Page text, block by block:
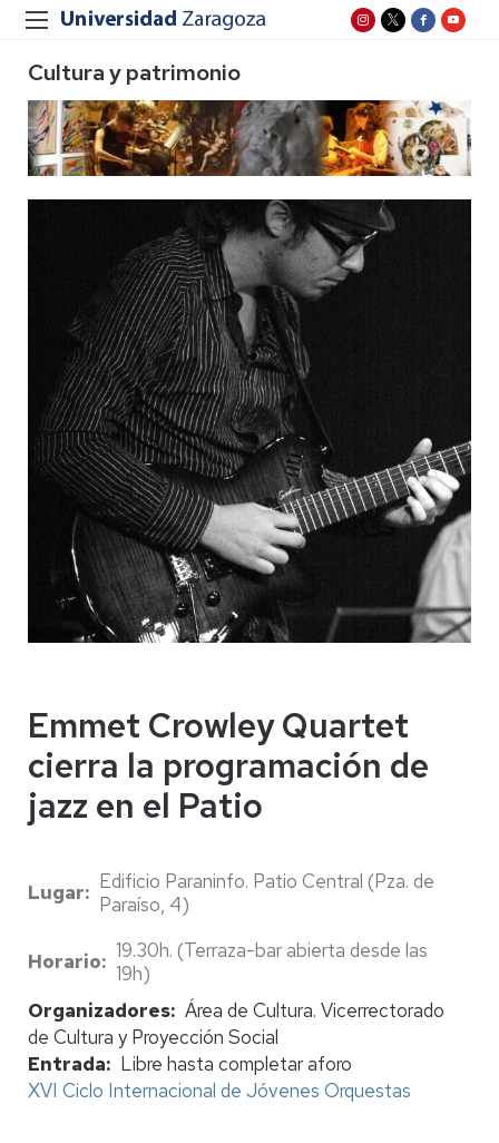
Cultura y patrimonio
Emmet Crowley Quartet
cierra la programación de
jazz en el Patio
Lugar
Edificio Paraninfo. Patio Central (Pza. de
Paraíso, 4)
Horario
19.30h. (Terraza-bar abierta desde las
19h)
Organizadores Área de Cultura. Vicerrectorado
de Cultura y Proyección Social
Entrada
Libre hasta completar aforo
XVI Ciclo Internacional de Jóvenes Orquestas